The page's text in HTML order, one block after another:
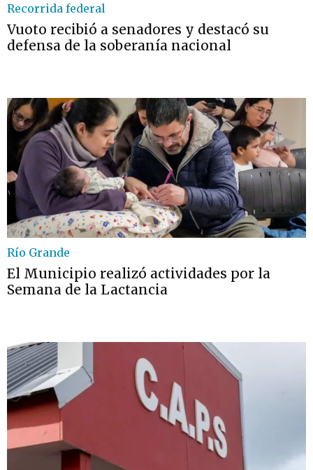
Recorrida federal
Vuoto recibió a senadores y destacó su
defensa de la soberanía nacional
Río Grande
El Municipio realizó actividades por la
Semana de la Lactancia